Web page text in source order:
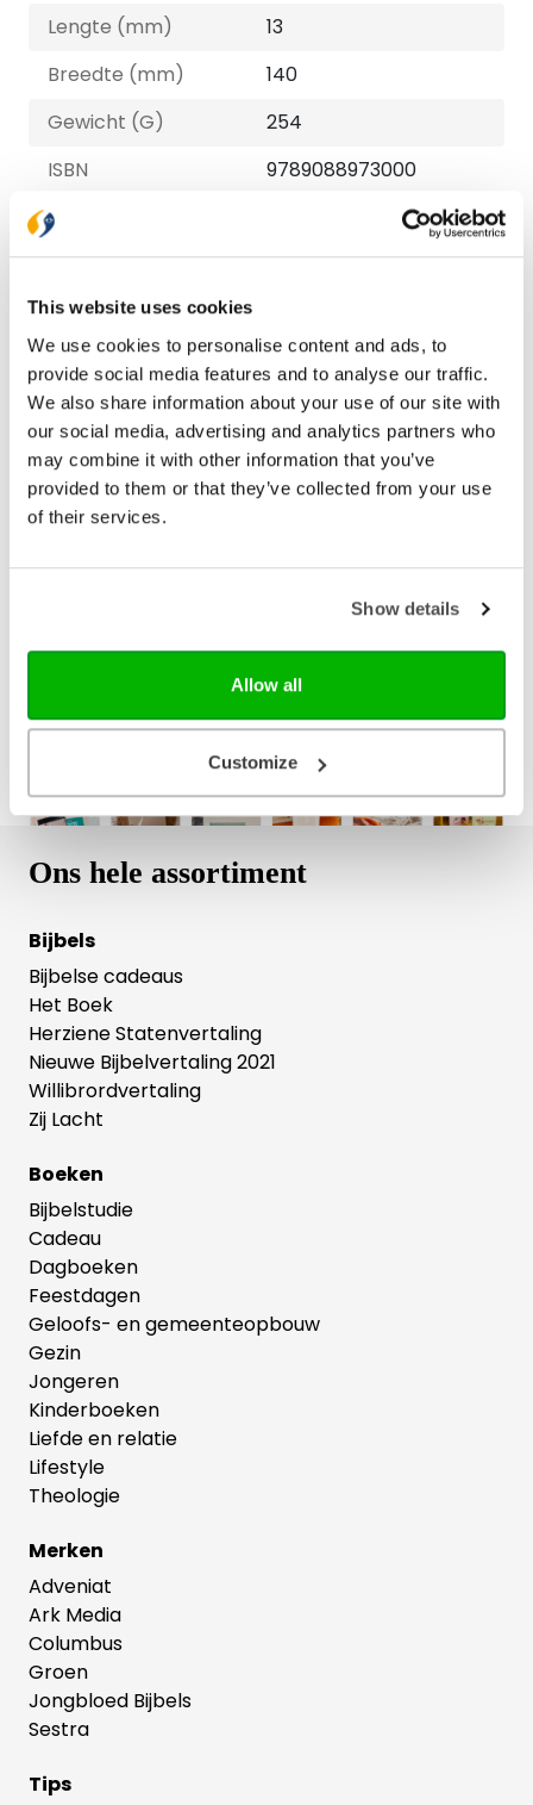
This website uses cookies
We use cookies to personalise content and ads, to
provide social media features and to analyse our traffic.
We also share information about your use of our site with
our social media, advertising and analytics partners who
may combine it with other information that you’ve
provided to them or that they’ve collected from your use
of their services.
Show details
Allow all
Customize
Lengte (mm)
13
Breedte (mm)
140
Gewicht (G)
254
ISBN
9789088973000
Druk
Verschijningsdatum
2024-07-30
NUR-code
Auteur
Anne-Marije de Bruin,
Elsbeth Vogel
Taal
Nederlands
Aantal pagina's
176
Bezorging binnen 1–2 werkdagen
Ons hele assortiment
Bijbels
Bijbelse cadeaus
Het Boek
Herziene Statenvertaling
Nieuwe Bijbelvertaling 2021
Willibrordvertaling
Zij Lacht
Boeken
Bijbelstudie
Cadeau
Dagboeken
Feestdagen
Geloofs- en gemeenteopbouw
Gezin
Jongeren
Kinderboeken
Liefde en relatie
Lifestyle
Theologie
Merken
Adveniat
Ark Media
Columbus
Groen
Jongbloed Bijbels
Sestra
Tips